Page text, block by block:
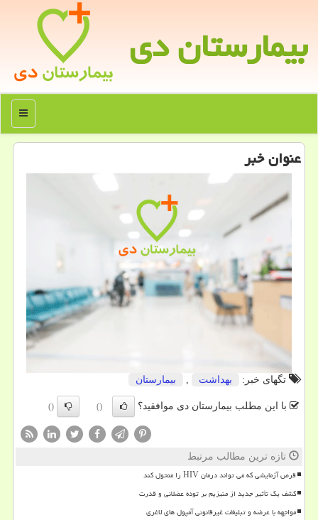
بیمارستان دی
منو
عنوان خبر
تگهای خبر: بهداشت بیمارستان
با این مطلب بیمارستان دی موافقید؟ ()
()
تازه ترین مطالب مرتبط
قرص آزمایشی که می تواند درمان HIV را متحول کند
کشف یک تأثیر جدید از منیزیم بر توده عضلانی و قدرت
مواجهه با عرضه و تبلیغات غیرقانونی آمپول های لاغری